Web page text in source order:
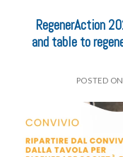
RegenerAction
and table to
POSTED ON